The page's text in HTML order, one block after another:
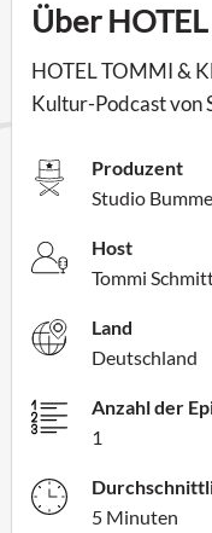
Über
HOTEL TOMMI &
Kultur-Podcast von
Produzent
Studio
Host
Tommi
Land
Deutschland
Anzahl der
1
5 Minuten